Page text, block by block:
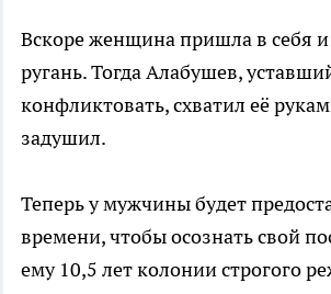
Вскоре женщина пришла в себя
ругань. Тогда Алабушев,
конфликтовать, схватил её
задушил.
Теперь у мужчины будет
времени, чтобы осознать свой
ему 10,5 лет колонии строгого